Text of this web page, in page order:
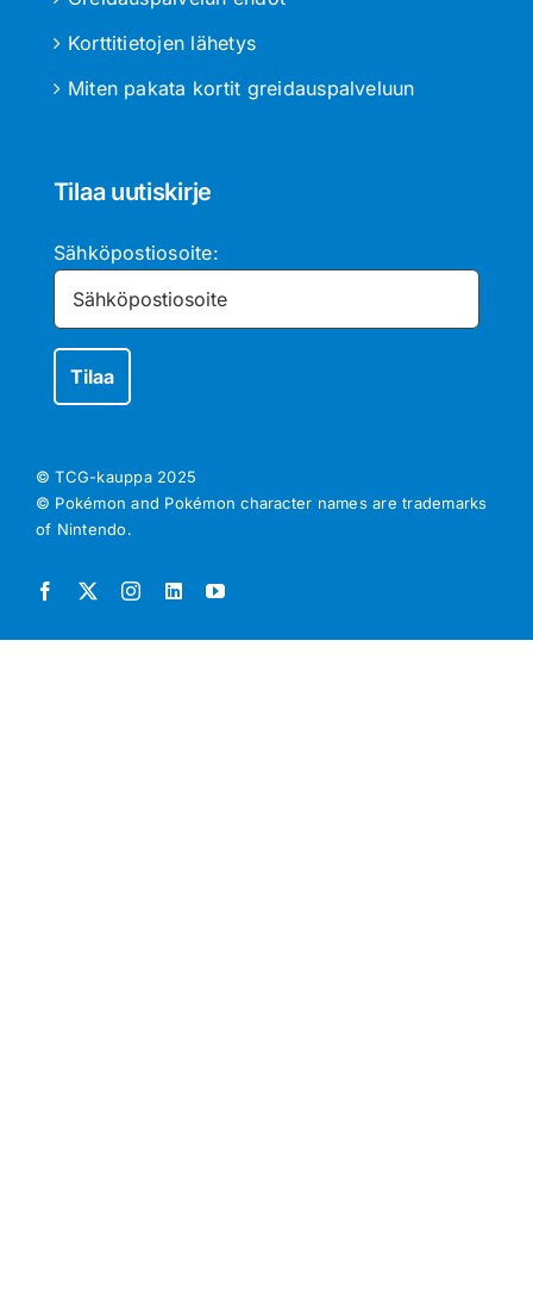
Korttitietojen lähetys
Miten pakata kortit greidauspalveluun
Tilaa uutiskirje
Sähköpostiosoite:
© TCG-kauppa 2025
© Pokémon and Pokémon character names are trademarks
of Nintendo.